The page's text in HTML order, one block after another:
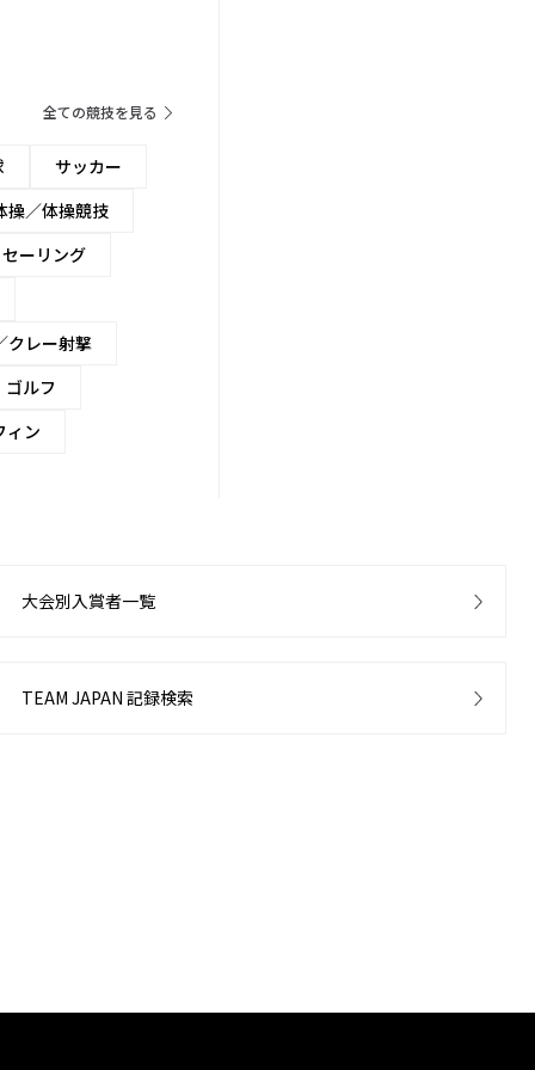
全ての競技を見る
サッカー
操／体操競技
セーリング
クレー射撃
ゴルフ
ィン
大会別入賞者一覧
TEAM JAPAN 記録検索